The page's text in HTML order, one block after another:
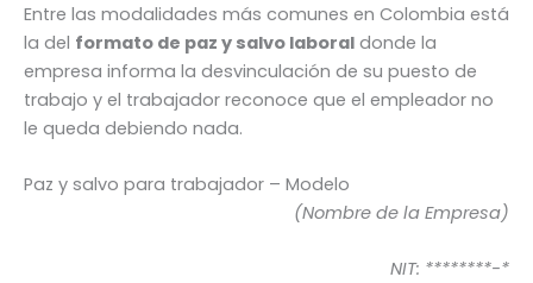
Entre las modalidades más comunes en Colombia está
la del formato de paz y salvo laboral donde la
empresa informa la desvinculación de su puesto de
trabajo y el trabajador reconoce que el empleador no
le queda debiendo nada.
Paz y salvo para trabajador – Modelo
(Nombre de la Empresa)
NIT: ********-*